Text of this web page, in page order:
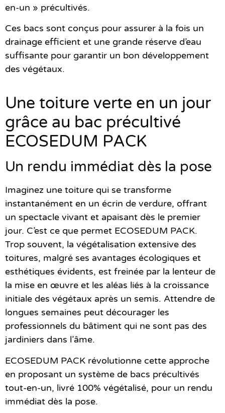
en-un » précultivés.
Ces bacs sont conçus pour assurer à la fois un
drainage efficient et une grande réserve d’eau
suffisante pour garantir un bon développement
des végétaux.
Une toiture verte en un jour
grâce au bac précultivé
ECOSEDUM PACK
Un rendu immédiat dès la pose
Imaginez une toiture qui se transforme
instantanément en un écrin de verdure, offrant
un spectacle vivant et apaisant dès le premier
jour. C’est ce que permet ECOSEDUM PACK.
Trop souvent, la végétalisation extensive des
toitures, malgré ses avantages écologiques et
esthétiques évidents, est freinée par la lenteur de
la mise en œuvre et les aléas liés à la croissance
initiale des végétaux après un semis. Attendre de
longues semaines peut décourager les
professionnels du bâtiment qui ne sont pas des
jardiniers dans l’âme.
ECOSEDUM PACK révolutionne cette approche
en proposant un système de bacs précultivés
tout-en-un, livré 100% végétalisé, pour un rendu
immédiat dès la pose.